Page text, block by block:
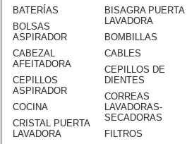
BATERÍAS
BOLSAS
ASPIRADOR
CABEZAL
AFEITADORA
CEPILLOS
ASPIRADOR
COCINA
CRISTAL PUERTA
LAVADORA
BISAGRA PUERTA
LAVADORA
BOMBILLAS
CABLES
CEPILLOS DE
DIENTES
CORREAS
LAVADORAS-
SECADORAS
FILTROS